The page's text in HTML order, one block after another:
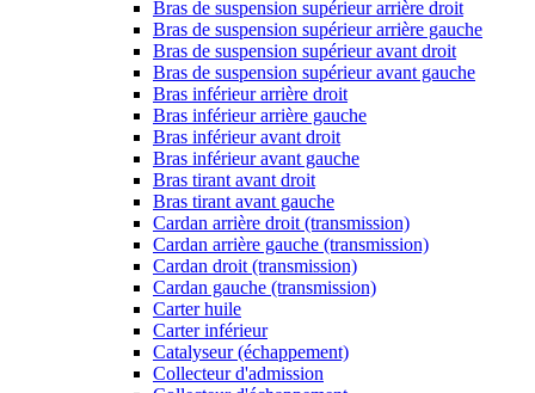
Bras de suspension supérieur arrière droit
Bras de suspension supérieur arrière gauche
Bras de suspension supérieur avant droit
Bras de suspension supérieur avant gauche
Bras inférieur arrière droit
Bras inférieur arrière gauche
Bras inférieur avant droit
Bras inférieur avant gauche
Bras tirant avant droit
Bras tirant avant gauche
Cardan arrière droit (transmission)
Cardan arrière gauche (transmission)
Cardan droit (transmission)
Cardan gauche (transmission)
Carter huile
Carter inférieur
Catalyseur (échappement)
Collecteur d'admission